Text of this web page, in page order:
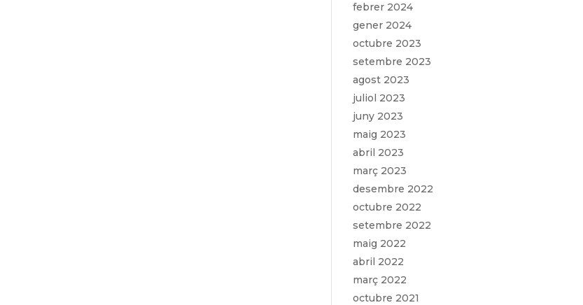
febrer 2024
gener 2024
octubre 2023
setembre 2023
agost 2023
juliol 2023
juny 2023
maig 2023
abril 2023
març 2023
desembre 2022
octubre 2022
setembre 2022
maig 2022
abril 2022
març 2022
octubre 2021